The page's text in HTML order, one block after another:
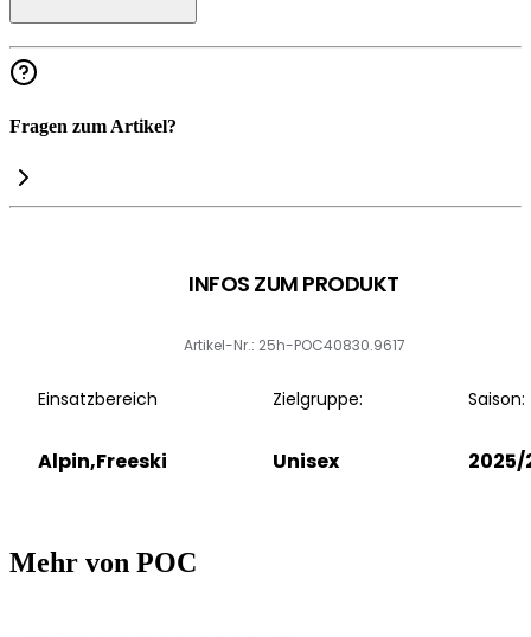
Fragen zum Artikel?
INFOS ZUM PRODUKT
Artikel-Nr.: 25h-POC40830.9617
Einsatzbereich
Alpin,Freeski
Zielgruppe:
Unisex
Saison:
2025/
Mehr von POC